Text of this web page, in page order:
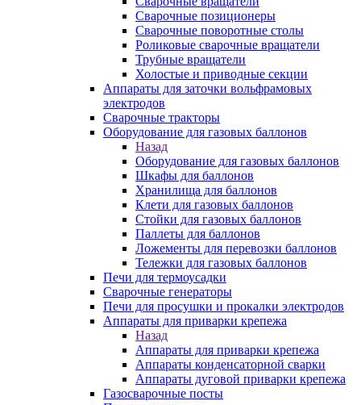
Сварочные позиционеры
Сварочные поворотные столы
Роликовые сварочные вращатели
Трубные вращатели
Холостые и приводные секции
Аппараты для заточки вольфрамовых
электродов
Сварочные тракторы
Оборудование для газовых баллонов
Назад
Оборудование для газовых баллонов
Шкафы для баллонов
Хранилища для баллонов
Клети для газовых баллонов
Стойки для газовых баллонов
Паллеты для баллонов
Ложементы для перевозки баллонов
Тележки для газовых баллонов
Печи для термоусадки
Сварочные генераторы
Печи для просушки и прокалки электродов
Аппараты для приварки крепежа
Назад
Аппараты для приварки крепежа
Аппараты конденсаторной сварки
Аппараты дуговой приварки крепежа
Газосварочные посты